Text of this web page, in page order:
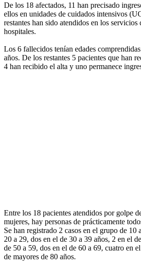
De los 18 afectados, 11 han precisado
ellos en unidades de cuidados intensivos
restantes han sido atendidos en los servicios
hospitales.
Los 6 fallecidos tenían edades
años. De los restantes 5 pacientes que han
4 han recibido el alta y uno permanece
Entre los 18 pacientes atendidos por golpe
mujeres, hay personas de prácticamente
Se han registrado 2 casos en el grupo de 10
20 a 29, dos en el de 30 a 39 años, 2 en el
de 50 a 59, dos en el de 60 a 69, cuatro en
de mayores de 80 años.